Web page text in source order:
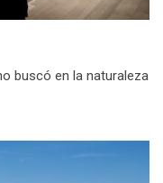
buscó en la naturaleza